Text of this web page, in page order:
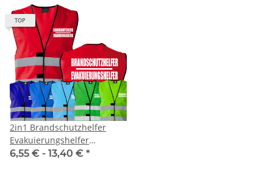
TOP
2in1 Brandschutzhelfer
Evakuierungshelfer
Warnweste Sonderfarbe in 7
6,55 € - 13,40 € *